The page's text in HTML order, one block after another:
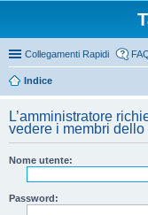
Collegamenti Rapidi
Indice
L’amministratore
vedere i membri dello
Nome utente:
Password: